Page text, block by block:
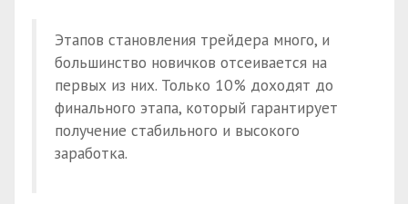
Этапов становления трейдера много, и
большинство новичков отсеивается на
первых из них. Только 10% доходят до
финального этапа, который гарантирует
получение стабильного и высокого
заработка.